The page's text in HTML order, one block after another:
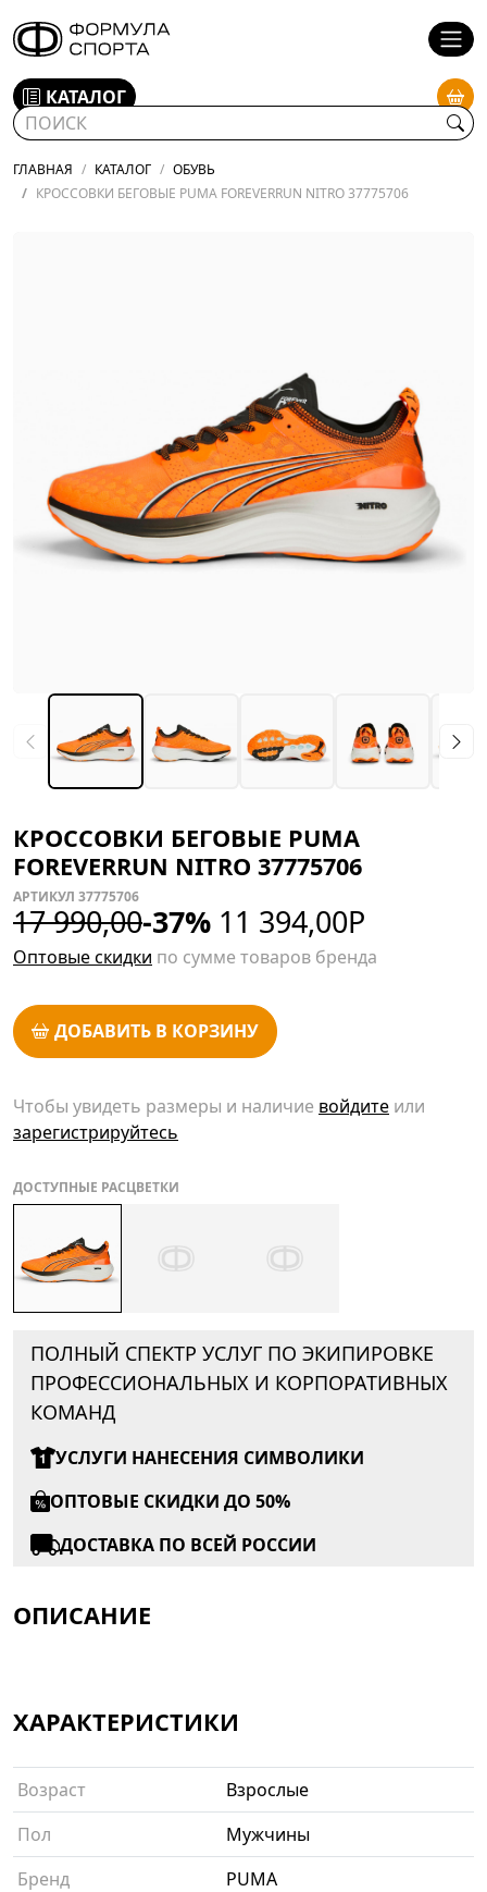
КАТАЛОГ
ГЛАВНАЯ КАТАЛОГ
ОБУВЬ
КРОССОВКИ БЕГОВЫЕ PUMA FOREVERRUN NITRO 37775706
КРОССОВКИ БЕГОВЫЕ PUMA
FOREVERRUN NITRO 37775706
АРТИКУЛ 37775706
17 990,00-37% 11 394,00Р
Оптовые скидки по сумме товаров бренда
ДОБАВИТЬ В КОРЗИНУ
Чтобы увидеть размеры и наличие войдите или
зарегистрируйтесь
ДОСТУПНЫЕ РАСЦВЕТКИ
ПОЛНЫЙ СПЕКТР УСЛУГ ПО ЭКИПИРОВКЕ
ПРОФЕССИОНАЛЬНЫХ И КОРПОРАТИВНЫХ
КОМАНД
УСЛУГИ НАНЕСЕНИЯ СИМВОЛИКИ
ОПТОВЫЕ СКИДКИ ДО 50%
ДОСТАВКА ПО ВСЕЙ РОССИИ
ОПИСАНИЕ
ХАРАКТЕРИСТИКИ
Возраст
Взрослые
Пол
Мужчины
Бренд
PUMA